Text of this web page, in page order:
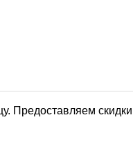
Предоставляем скидки